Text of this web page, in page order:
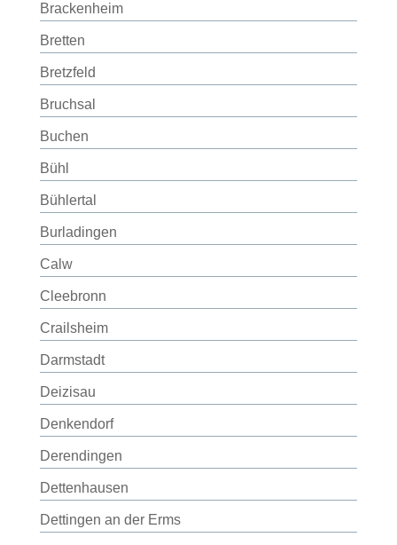
Brackenheim
Bretten
Bretzfeld
Bruchsal
Buchen
Bühl
Bühlertal
Burladingen
Calw
Cleebronn
Crailsheim
Darmstadt
Deizisau
Denkendorf
Derendingen
Dettenhausen
Dettingen an der Erms